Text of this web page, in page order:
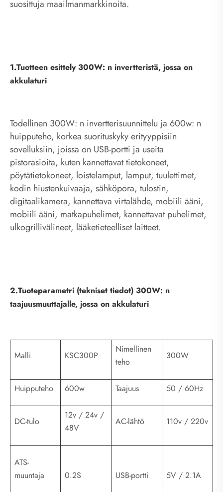
suosittuja maailmanmarkkinoita.
1.Tuotteen esittely 300W: n invertteristä, jossa on
akkulaturi
Todellinen 300W: n invertterisuunnittelu ja 600w: n
huipputeho, korkea suorituskyky erityyppisiin
sovelluksiin, joissa on USB-portti ja useita
pistorasioita, kuten kannettavat tietokoneet,
pöytätietokoneet, loistelamput, lamput, tuulettimet,
kodin hiustenkuivaaja, sähköpora, tulostin,
digitaalikamera, kannettava virtalähde, mobiili ääni,
mobiili ääni, matkapuhelimet, kannettavat puhelimet,
ulkogrillivälineet, lääketieteelliset laitteet.
2.Tuoteparametri (tekniset tiedot) 300W: n
taajuusmuuttajalle, jossa on akkulaturi
Malli KSC300P
Nimellinen
teho
300W
Huipputeho 600w Taajuus 50 / 60Hz
DC-tulo
12v / 24v /
48V
AC-lähtö 110v / 220v
ATS-
muuntaja
0.2S USB-portti 5V / 2.1A